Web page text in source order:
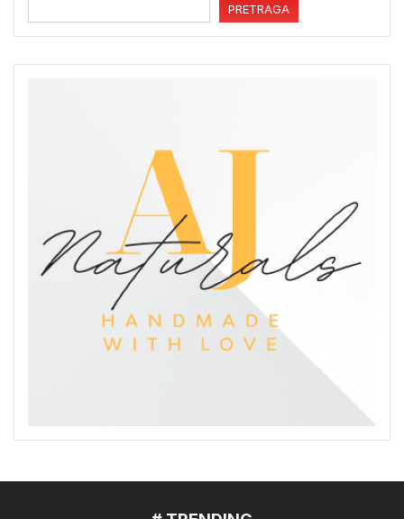
PRETRAGA